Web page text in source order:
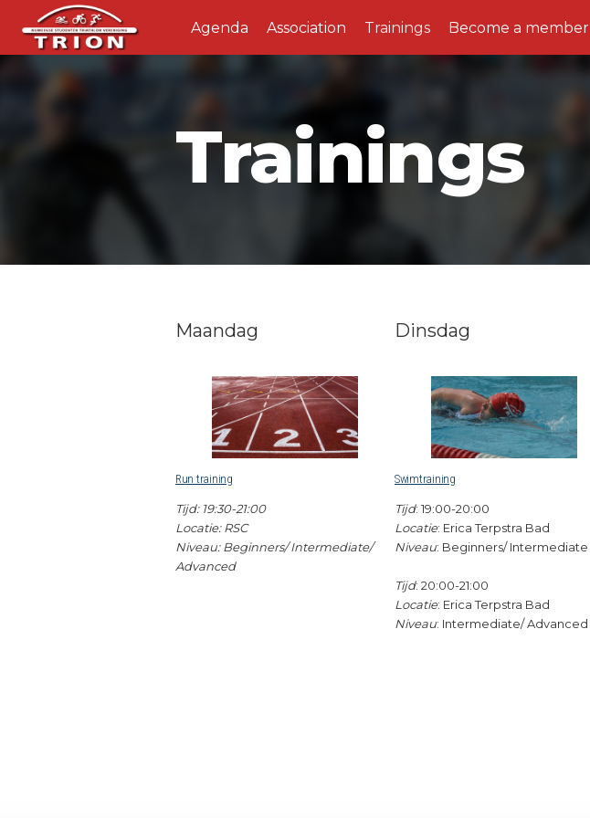
Agenda Association Trainings Become a member
Trainings
Maandag
Run training
Tijd: 19:30-21:00
Locatie: RSC
Niveau: Beginners/ Intermediate/
Advanced
Dinsdag
Swimtraining
Tijd: 19:00-20:00
Locatie: Erica Terpstra Bad
Niveau: Beginners/ Intermediate
Tijd: 20:00-21:00
Locatie: Erica Terpstra Bad
Niveau: Intermediate/ Advanced